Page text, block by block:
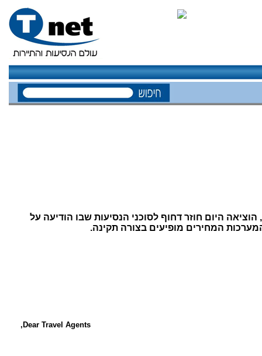
, הוציאה היום חוזר דחוף לסוכני הנסיעות שבו הודיעה על
המחירים מופיעים בצורה תקינה.
Dear Travel Agents,